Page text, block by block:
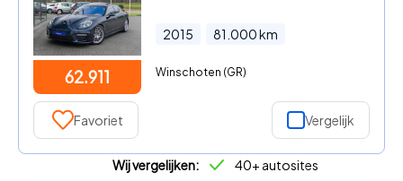
62.911
2015 81.000km
Winschoten (GR)
Favoriet Vergelijk
Wij vergelijken: 40+ autosites